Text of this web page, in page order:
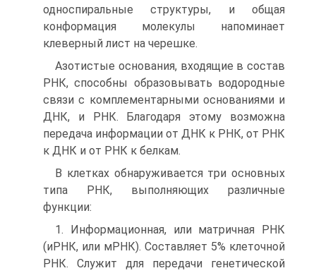
односпиральные структуры, и общая
конформация молекулы напоминает
клеверный лист на черешке.
Азотистые основания, входящие в состав
РНК, способны образовывать водородные
связи с комплементарными основаниями и
ДНК, и РНК. Благодаря этому возможна
передача информации от ДНК к РНК, от РНК
к ДНК и от РНК к белкам.
В клетках обнаруживается три основных
типа РНК, выполняющих различные
функции:
1. Информационная, или матричная РНК
(иРНК, или мРНК). Составляет 5% клеточной
РНК. Служит для передачи генетической